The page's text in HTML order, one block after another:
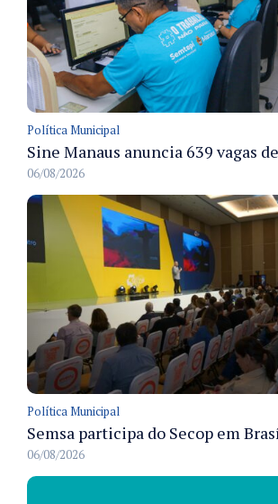
Política Municipal
06/08/2026
Política Municipal
06/08/2026